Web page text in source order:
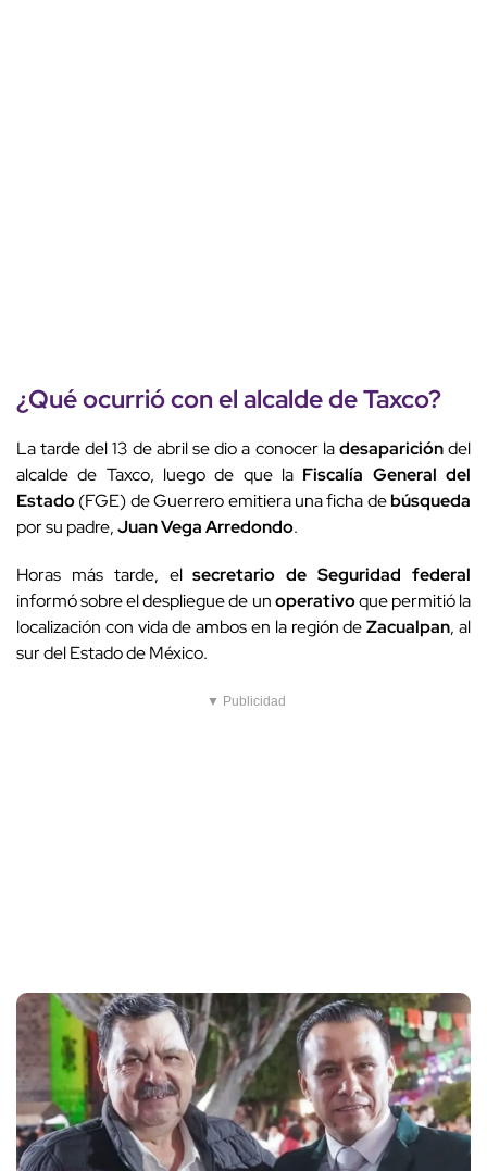
Estado (FGE) de Guerrero emitiera una ficha de
búsqueda
por su padre,Juan Vega Arredondo.
Horas más tarde, elsecretario de Seguridad federal
informó sobre el despliegue de un operativoque permitió la
localización con vida de ambos en la región deZacualpan, al
sur del Estado de México.
▼ Publicidad
El alcalde de Taxco fue secuestrado dos días después de la